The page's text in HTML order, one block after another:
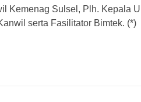
Kemenag Sulsel, Plh. Kepala
serta Fasilitator Bimtek. (*)